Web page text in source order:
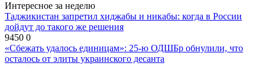
Интересное за неделю
Таджикистан запретил хиджабы и никабы: когда в России
дойдут до такого же решения
9450 0
«Сбежать удалось единицам»: 25-ю ОДШБр обнулили, что
осталось от элиты украинского десанта